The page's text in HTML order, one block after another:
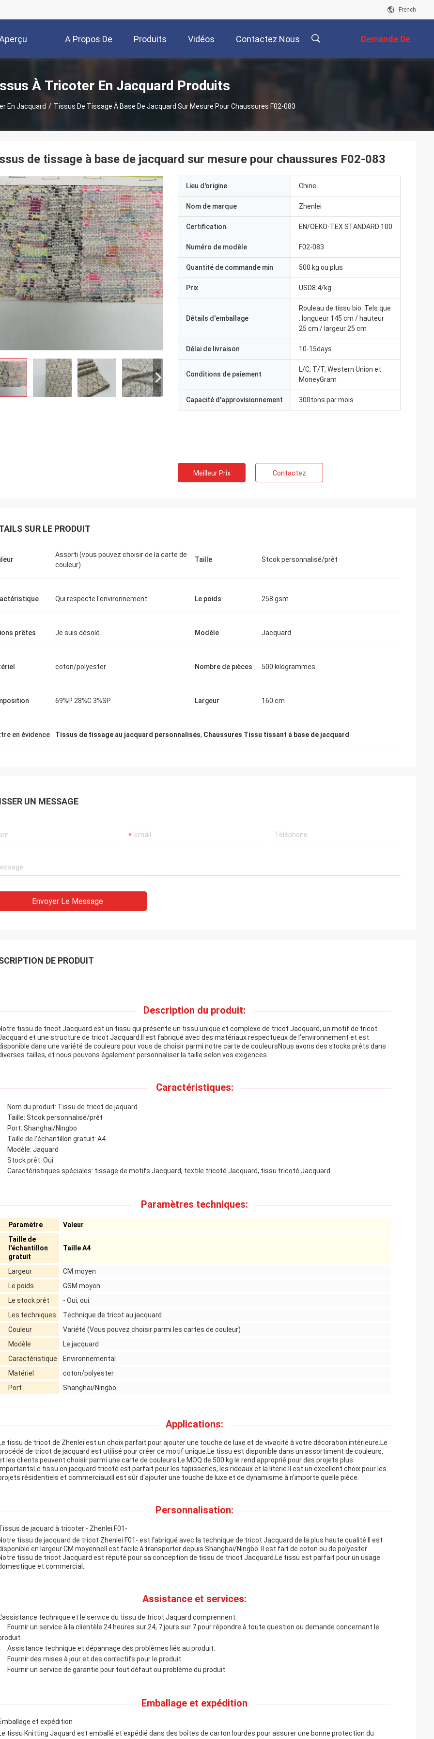
French
A Propos De
Nous
Produits Vidéos Contactez Nous Demande De
Soumission
À Tricoter En Jacquard Produits
En Jacquard / Tissus De Tissage À Base De Jacquard Sur Mesure Pour Chaussures F02-083
de tissage à base de jacquard sur mesure pour chaussures F02-083
Lieu d'origine Chine
Nom de marque Zhenlei
Certification EN/OEKO-TEX STANDARD 100
Numéro de modèle F02-083
Quantité de commande min 500 kg ou plus
Prix USD8.4/kg
Détails d'emballage
Rouleau de tissu bio. Tels que
: longueur 145 cm / hauteur
25 cm / largeur 25 cm
Délai de livraison 10-15days
Conditions de paiement
L/C, T/T, Western Union et
MoneyGram
Capacité d'approvisionnement 300tons par mois
Meilleur Prix Contactez
SUR LE PRODUIT
Assorti (vous pouvez choisir de la carte de
couleur)
Taille Stcok personnalisé/prêt
Qui respecte l'environnement Le poids 258 gsm
prêtes Je suis désolé. Modèle Jacquard
coton/polyester Nombre de pièces 500 kilogrammes
69%P 28%C 3%SP Largeur 160 cm
en évidence Tissus de tissage au jacquard personnalisés, Chaussures Tissu tissant à base de jacquard
UN MESSAGE
Envoyer Le Message
DE PRODUIT
Description du produit:
tissu de tricot Jacquard est un tissu qui présente un tissu unique et complexe de tricot Jacquard, un motif de tricot
et une structure de tricot Jacquard.Il est fabriqué avec des matériaux respectueux de l'environnement et est
dans une variété de couleurs pour vous de choisir parmi notre carte de couleursNous avons des stocks prêts dans
tailles, et nous pouvons également personnaliser la taille selon vos exigences..
Caractéristiques:
Nom du produit: Tissu de tricot de jaquard
Taille: Stcok personnalisé/prêt
Port: Shanghai/Ningbo
Taille de l'échantillon gratuit: A4
Modèle: Jaquard
Stock prêt: Oui
Caractéristiques spéciales: tissage de motifs Jacquard, textile tricoté Jacquard, tissu tricoté Jacquard
Paramètres techniques:
Paramètre
Valeur
Taille de
l'échantillon
gratuit
Taille A4
Largeur
CM moyen
Le poids
GSM moyen
Le stock prêt
- Oui, oui.
Les techniques
Technique de tricot au jacquard
Couleur
Variété (Vous pouvez choisir parmi les cartes de couleur)
Modèle
Le jacquard
Caractéristique
Environnemental
Matériel
coton/polyester
Port
Shanghai/Ningbo
Applications:
tissu de tricot de Zhenlei est un choix parfait pour ajouter une touche de luxe et de vivacité à votre décoration intérieure.Le
de tricot de jacquard est utilisé pour créer ce motif unique.Le tissu est disponible dans un assortiment de couleurs,
les clients peuvent choisir parmi une carte de couleurs.Le MOQ de 500 kg le rend approprié pour des projets plus
tissu en jacquard tricoté est parfait pour les tapisseries, les rideaux et la literie.Il est un excellent choix pour les
résidentiels et commerciauxIl est sûr d'ajouter une touche de luxe et de dynamisme à n'importe quelle pièce.
Personnalisation:
de jaquard à tricoter - Zhenlei F01-
tissu de jacquard de tricot Zhenlei F01- est fabriqué avec la technique de tricot Jacquard de la plus haute qualité.Il est
en largeur CM moyenneIl est facile à transporter depuis Shanghai/Ningbo. Il est fait de coton ou de polyester.
tissu de tricot Jacquard est réputé pour sa conception de tissu de tricot Jacquard.Le tissu est parfait pour un usage
et commercial..
Assistance et services:
technique et le service du tissu de tricot Jaquard comprennent:
Fournir un service à la clientèle 24 heures sur 24, 7 jours sur 7 pour répondre à toute question ou demande concernant le
Assistance technique et dépannage des problèmes liés au produit.
Fournir des mises à jour et des correctifs pour le produit.
Fournir un service de garantie pour tout défaut ou problème du produit.
Emballage et expédition
et expédition
tissu Knitting Jaquard est emballé et expédié dans des boîtes de carton lourdes pour assurer une bonne protection du